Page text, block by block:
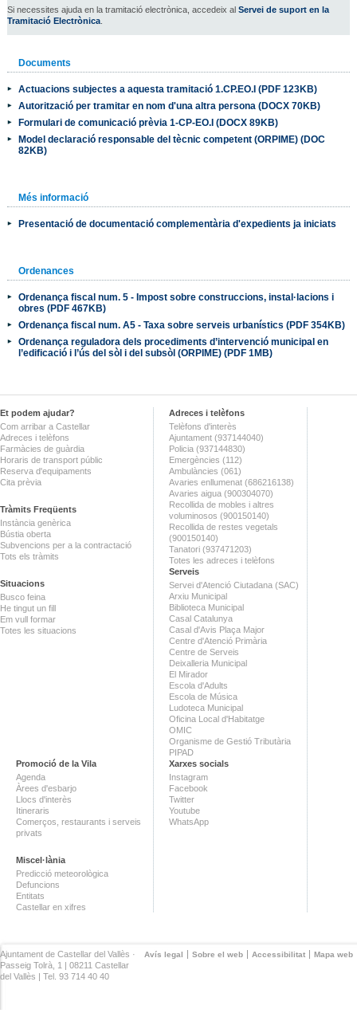
Si necessites ajuda en la tramitació electrònica, accedeix al Servei de suport en la
Tramitació Electrònica.
Documents
Actuacions subjectes a aquesta tramitació 1.CP.EO.I (PDF 123KB)
Autorització per tramitar en nom d'una altra persona (DOCX 70KB)
Formulari de comunicació prèvia 1-CP-EO.I (DOCX 89KB)
Model declaració responsable del tècnic competent (ORPIME) (DOC
82KB)
Més informació
Presentació de documentació complementària d'expedients ja iniciats
Ordenances
Ordenança fiscal num. 5 - Impost sobre construccions, instal·lacions i
obres (PDF 467KB)
Ordenança fiscal num. A5 - Taxa sobre serveis urbanístics (PDF 354KB)
Ordenança reguladora dels procediments d’intervenció municipal en
l’edificació i l’ús del sòl i del subsòl (ORPIME) (PDF 1MB)
Et podem ajudar?
Com arribar a Castellar
Adreces i telèfons
Farmàcies de guàrdia
Horaris de transport públic
Reserva d'equipaments
Cita prèvia
Tràmits Freqüents
Instància genèrica
Bústia oberta
Subvencions per a la contractació
Tots els tràmits
Situacions
Busco feina
He tingut un fill
Em vull formar
Totes les situacions
Adreces i telèfons
Telèfons d'interès
Ajuntament (937144040)
Policia (937144830)
Emergències (112)
Ambulàncies (061)
Avaries enllumenat (686216138)
Avaries aigua (900304070)
Recollida de mobles i altres
voluminosos (900150140)
Recollida de restes vegetals
(900150140)
Tanatori (937471203)
Totes les adreces i telèfons
Serveis
Servei d'Atenció Ciutadana (SAC)
Arxiu Municipal
Biblioteca Municipal
Casal Catalunya
Casal d'Avis Plaça Major
Centre d'Atenció Primària
Centre de Serveis
Deixalleria Municipal
El Mirador
Escola d'Adults
Escola de Música
Ludoteca Municipal
Oficina Local d'Habitatge
OMIC
Organisme de Gestió Tributària
PIPAD
Promoció de la Vila
Agenda
Àrees d'esbarjo
Llocs d'interès
Itineraris
Comerços, restaurants i serveis
privats
Miscel·lània
Predicció meteorològica
Defuncions
Entitats
Castellar en xifres
Xarxes socials
Instagram
Facebook
Twitter
Youtube
WhatsApp
Avís legal Sobre el web Accessibilitat Mapa web
Ajuntament de Castellar del Vallès ·
Passeig Tolrà, 1 | 08211 Castellar
del Vallès | Tel. 93 714 40 40